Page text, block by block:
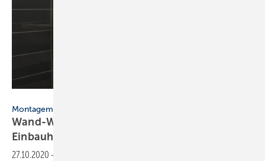
Montagemaße
Wand-WCs: So wählen Sie die richtige
Einbauhöhe
27.10.2020 -